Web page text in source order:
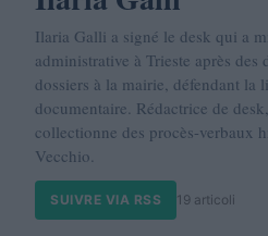
Ilaria Galli a signé le desk qui a
administrative à Trieste après des
dossiers à la mairie, défendant
documentaire. Rédactrice de
collectionne des procès-verbaux
Vecchio.
SUIVRE VIA RSS 19 articoli